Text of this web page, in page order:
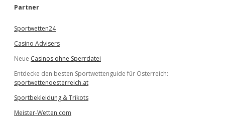
e
Partner
Sportwetten24
Casino Advisers
Neue Casinos ohne Sperrdatei
Entdecke den besten Sportwettenguide für Österreich:
sportwettenoesterreich.at
Sportbekleidung & Trikots
Meister-Wetten.com